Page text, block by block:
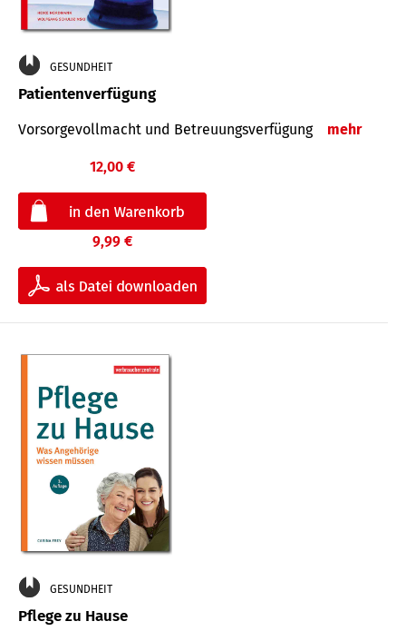
GESUNDHEIT
Patientenverfügung
Vorsorgevollmacht und Betreuungsverfügung mehr
12,00 €
9,99 €
GESUNDHEIT
Pflege zu Hause